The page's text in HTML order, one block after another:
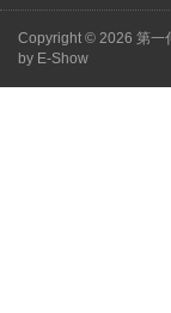
Copyright © 2026 第一
by E-Show